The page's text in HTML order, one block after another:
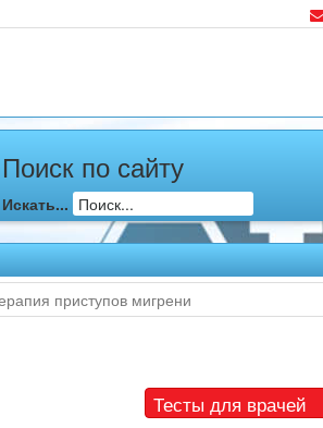
Поиск по сайту
Искать...
приступов мигрени
Тесты для врачей